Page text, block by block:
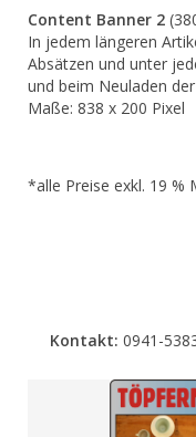
Content Banner 2
In jedem längeren
Absätzen und unter
und beim Neuladen
Maße: 838 x 200 Pixel
*alle Preise exkl. 19 %
Kontakt: 0941-